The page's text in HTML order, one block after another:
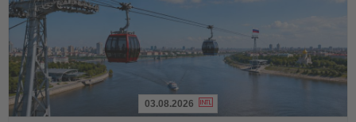
03.08.2026